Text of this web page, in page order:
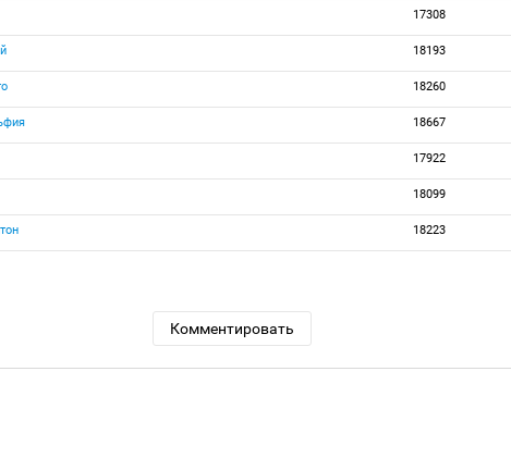
17308
18193
18260
18667
17922
18099
18223
Комментировать